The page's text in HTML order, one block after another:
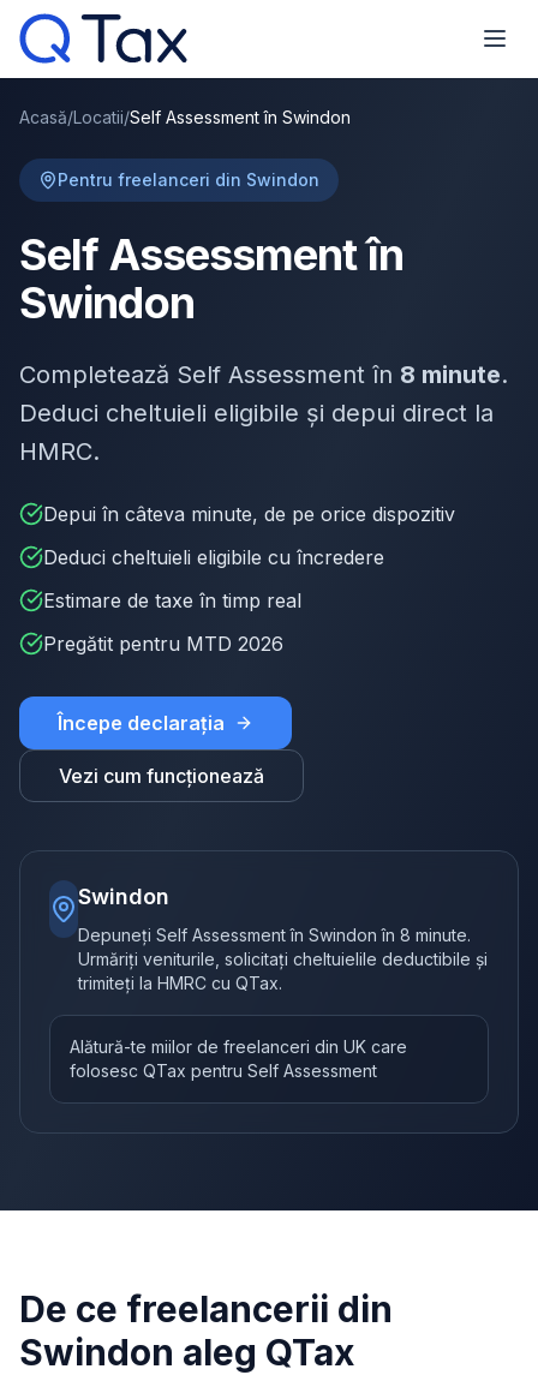
Acasă/Locatii/Self Assessment în Swindon
Pentru freelanceri din Swindon
Self Assessment în
Swindon
Completează Self Assessment în 8 minute.
Deduci cheltuieli eligibile și depui direct la
HMRC.
Depui în câteva minute, de pe orice dispozitiv
Deduci cheltuieli eligibile cu încredere
Estimare de taxe în timp real
Pregătit pentru MTD 2026
Începe declarația
Vezi cum funcționează
Swindon
Depuneți Self Assessment în Swindon în 8 minute.
Urmăriți veniturile, solicitați cheltuielile deductibile și
trimiteți la HMRC cu QTax.
Alătură-te miilor de freelanceri din UK care
folosesc QTax pentru Self Assessment
De ce freelancerii din
Swindon aleg QTax